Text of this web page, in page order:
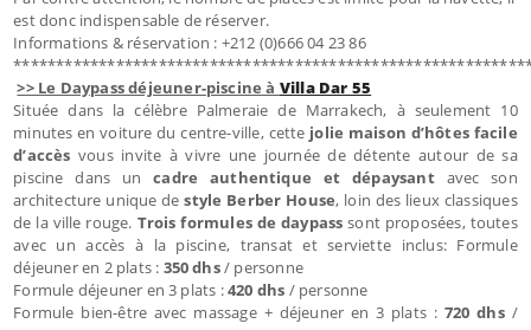
est donc indispensable de réserver.
Informations & réservation : +212 (0)666 04 23 86
>> Le Daypass déjeuner-piscine à Villa Dar 55
Située dans la célèbre Palmeraie de Marrakech, à seulement 10
minutes en voiture du centre-ville, cette jolie maison d’hôtes facile
d’accès vous invite à vivre une journée de détente autour de sa
piscine dans uncadre authentique et dépaysantavec son
architecture unique destyle Berber House, loin des lieux classiques
de la ville rouge. Trois formules de daypass sont proposées, toutes
avec un accès à la piscine, transat et serviette inclus: Formule
déjeuner en 2 plats : 350 dhs/ personne
Formule déjeuner en 3 plats :420 dhs / personne
Formule bien-être avec massage + déjeuner en 3 plats : 720 dhs/